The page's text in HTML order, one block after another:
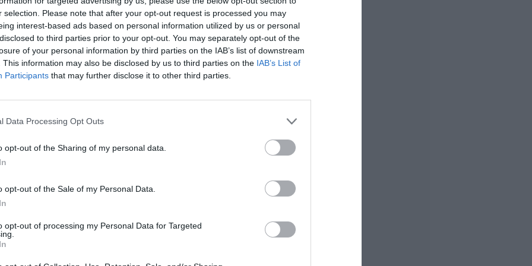
selection. Please note that after your opt-out request is processed you may
interest-based ads based on personal information utilized by us or personal
to third parties prior to your opt-out. You may separately opt-out of the
of your personal information by third parties on the IAB’s list of downstream
This information may also be disclosed by us to third parties on the IAB’s List of
Participants that may further disclose it to other third parties.
Data Processing Opt Outs
opt-out of the Sharing of my personal data.
opt-out of the Sale of my Personal Data.
opt-out of processing my Personal Data for Targeted
¡qué casualidad!
esta semana con la posibilidad de
de Sagunto. Una demanda de
discusiones e incluso situaciones
municipal como para muchísimos vecinos
trámite que debería ser sencillo.
masiva para que la concejal